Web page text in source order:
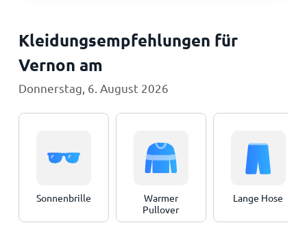
Kleidungsempfehlungen für
Vernon am
Donnerstag, 6. August 2026
Sonnenbrille
Warmer
Pullover
Lange Hose